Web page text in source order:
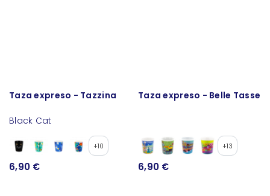
Taza expreso - Tazzina
Black Cat
+10
6,90 €
Taza expreso - Belle Tasse
+13
6,90 €